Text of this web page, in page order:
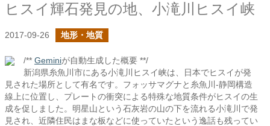
ヒスイ輝石発見の地、小滝川ヒスイ峡
2017-09-26 地形・地質
/** Geminiが自動生成した概要 **/
新潟県糸魚川市にある小滝川ヒスイ峡は、日本でヒスイが発
見された場所として有名です。フォッサマグナと糸魚川-静岡構造
線上に位置し、プレートの衝突による特殊な地質条件がヒスイの生
成を促しました。明星山という石灰岩の山の下を流れる小滝川で発
見され、近隣住民はまな板などに使っていたという逸話も残ってい